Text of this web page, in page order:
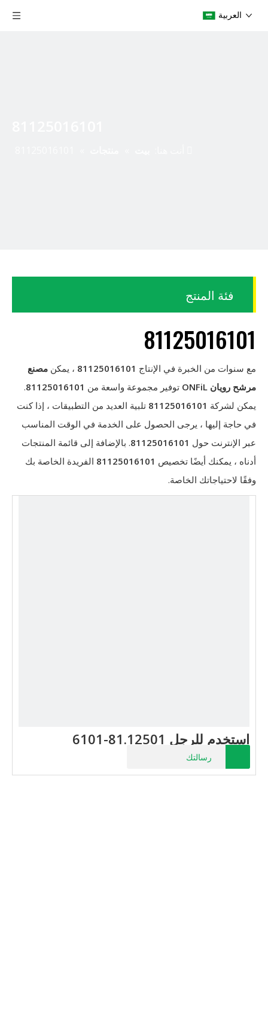
العربية
فئة المنتج
81125016101
مع سنوات من الخبرة في الإنتاج 81125016101 ، يمكن مصنع
مرشح رويان ONFiL
توفير مجموعة واسعة من 81125016101
.
يمكن لشركة 81125016101 تلبية العديد من التطبيقات ، إذا كنت
في حاجة إليها ، يرجى الحصول على الخدمة في الوقت المناسب
عبر الإنترنت حول 81125016101. بالإضافة إلى قائمة المنتجات
أدناه ، يمكنك أيضًا تخصيص 81125016101 الفريدة الخاصة بك
وفقًا لاحتياجاتك الخاصة.
استخدم للرجل 81.12501-6101
رسالتك